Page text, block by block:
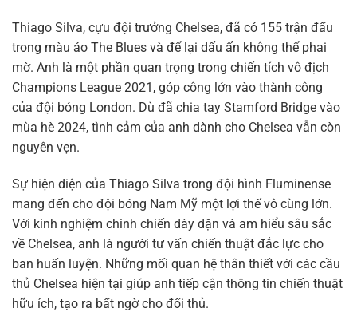
Thiago Silva, cựu đội trưởng Chelsea, đã có 155 trận đấu
trong màu áo The Blues và để lại dấu ấn không thể phai
mờ. Anh là một phần quan trọng trong chiến tích vô địch
Champions League 2021, góp công lớn vào thành công
của đội bóng London. Dù đã chia tay Stamford Bridge vào
mùa hè 2024, tình cảm của anh dành cho Chelsea vẫn còn
nguyên vẹn.
Sự hiện diện của Thiago Silva trong đội hình Fluminense
mang đến cho đội bóng Nam Mỹ một lợi thế vô cùng lớn.
Với kinh nghiệm chinh chiến dày dặn và am hiểu sâu sắc
về Chelsea, anh là người tư vấn chiến thuật đắc lực cho
ban huấn luyện. Những mối quan hệ thân thiết với các cầu
thủ Chelsea hiện tại giúp anh tiếp cận thông tin chiến thuật
hữu ích, tạo ra bất ngờ cho đối thủ.